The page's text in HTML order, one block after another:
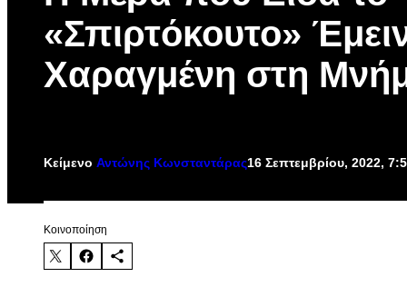
«Σπιρτόκουτο»
Χαραγμένη στη
Κείμενο Αντώνης Κωνσταντάρας16 Σεπτεμβρίου, 2022,
Kοινοποίηση